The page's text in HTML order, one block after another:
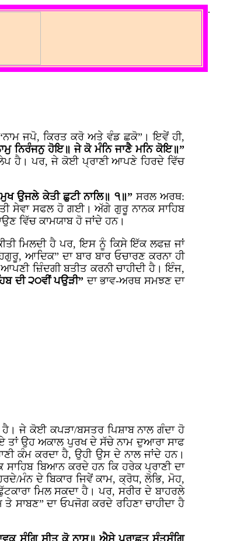
ਜਪੋ, ਕਿਰਤ ਕਰੋ ਅਤੇ ਵੰਡ ਛਕੋ”। ਇਵੇਂ ਹੀ,
ਨਿਰੰਜਨੁ ਹੋਇ॥ ਜੇ ਕੋ ਮੰਨਿ ਜਾਣੈ ਮਨਿ ਕੋਇ॥”
ਹੈ। ਪਰ, ਜੇ ਕੋਈ ਪ੍ਰਾਣੀ ਆਪਣੇ ਹਿਰਦੇ ਵਿੱਚ
ਉਜਲੇ ਕੇਤੀ ਛੁਟੀ ਨਾਲਿ॥ ੧॥” ਸਰਲ ਅਰਥ:
ਸੇਵਾ ਸਫਲ ਹੋ ਗਈ। ਅੱਗੇ ਗੁਰੂ ਨਾਨਕ ਸਾਹਿਬ
ਵਿੱਚ ਕਾਮਯਾਬ ਹੋ ਜਾਂਦੇ ਹਨ।
ਮਿਲਦੀ ਹੈ ਪਰ, ਇਸ ਨੂੰ ਕਿਸੇ ਇੱਕ ਲਫਜ਼ ਜਾਂ
ਆਦਿਕ” ਦਾ ਬਾਰ ਬਾਰ ਓਚਾਰਣ ਕਰਨਾ ਹੀ
ਜ਼ਿੰਦਗੀ ਬਤੀਤ ਕਰਨੀ ਚਾਹੀਦੀ ਹੈ। ਇੰਜ,
ਦੀ ੨੦ਵੀਂ ਪਉੜੀ” ਦਾ ਭਾਵ-ਅਰਥ ਸਮਝਣ ਦਾ
ਜੇ ਕੋਈ ਕਪੜਾ/ਬਸਤਰ ਪਿਸ਼ਾਬ ਨਾਲ ਗੰਦਾ ਹੋ
ਤਾਂ ਉਹ ਅਕਾਲ ਪੁਰਖ ਦੇ ਸੱਚੇ ਨਾਮ ਦੁਆਰਾ ਸਾਫ
ਕੰਮ ਕਰਦਾ ਹੈ, ਉਹੀ ਉਸ ਦੇ ਨਾਲ ਜਾਂਦੇ ਹਨ।
ਸਾਹਿਬ ਬਿਆਨ ਕਰਦੇ ਹਨ ਕਿ ਹਰੇਕ ਪ੍ਰਾਣੀ ਦਾ
ਮੰਨ ਦੇ ਬਿਕਾਰ ਜਿਵੇਂ ਕਾਮ, ਕ੍ਰੋਧ, ਲੋਭਿ, ਮੋਹ,
ਮਿਲ ਸਕਦਾ ਹੈ। ਪਰ, ਸਰੀਰ ਦੇ ਬਾਹਰਲੇ
ਦਾ ਓਪਜੋਗ ਕਰਦੇ ਰਹਿਣਾ ਚਾਹੀਦਾ ਹੈ
ਸੰਗਿ ਸੀਤ ਕੋ ਨਾਸ॥ ਐਸੇ ਪ੍ਰਾਛਤ ਸੰਤਸੰਗਿ
.